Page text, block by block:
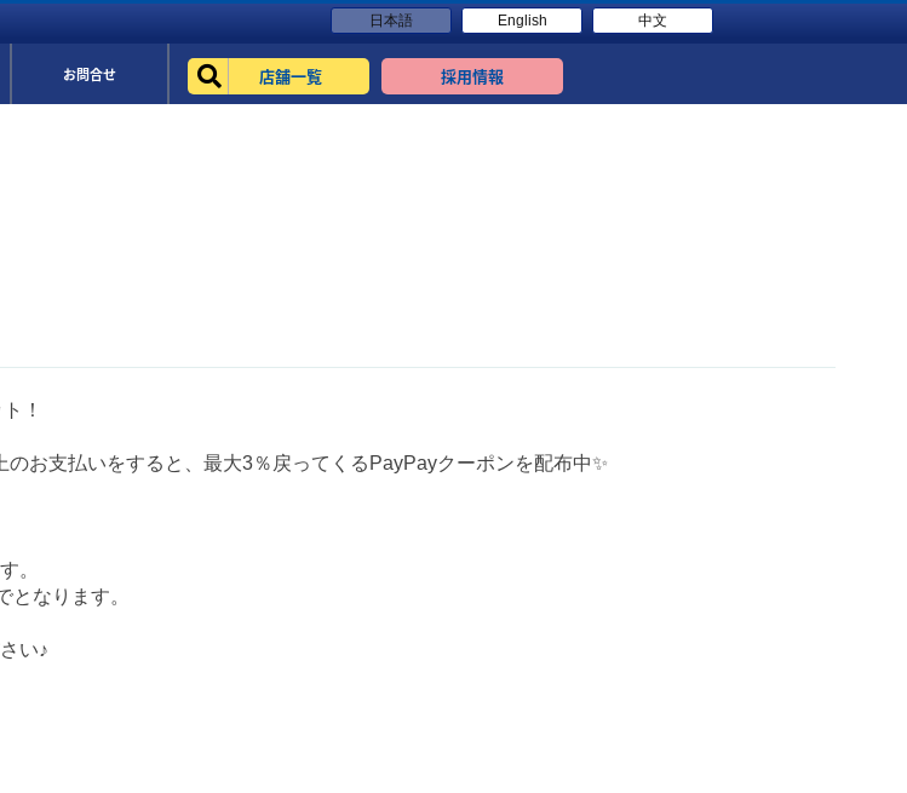
日本語 English 中文
お問合せ 店舗一覧 採用情報
！
お支払いをすると、最大3％戻ってくるPayPayクーポンを配布中✨
。
なります。
い♪